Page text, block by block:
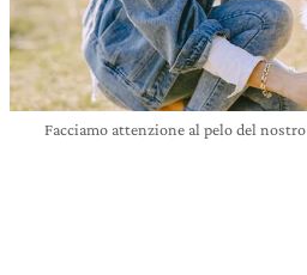
Facciamo attenzione al pelo del